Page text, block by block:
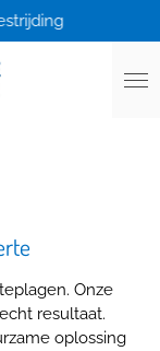
Onze
resultaat.
oplossing